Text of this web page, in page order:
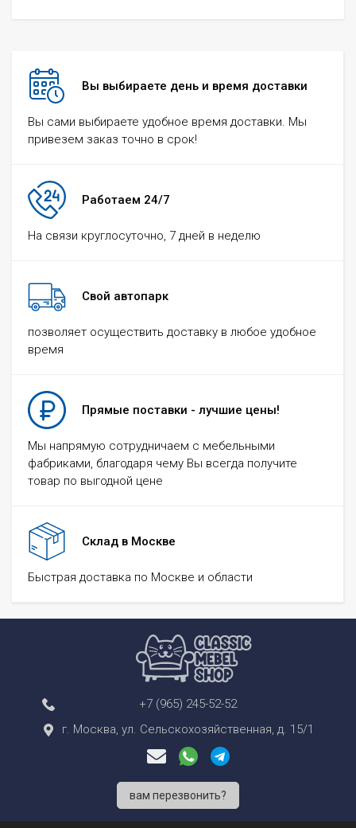
Вы выбираете день и время доставки
Вы сами выбираете удобное время доставки. Мы
привезем заказ точно в срок!
Работаем 24/7
На связи круглосуточно, 7 дней в неделю
Свой автопарк
позволяет осуществить доставку в любое удобное
время
Прямые поставки - лучшие цены!
Мы напрямую сотрудничаем с мебельными
фабриками, благодаря чему Вы всегда получите
товар по выгодной цене
Склад в Москве
Быстрая доставка по Москве и области
+7 (965) 245-52-52
г. Москва, ул. Сельскохозяйственная, д. 15/1
вам перезвонить?